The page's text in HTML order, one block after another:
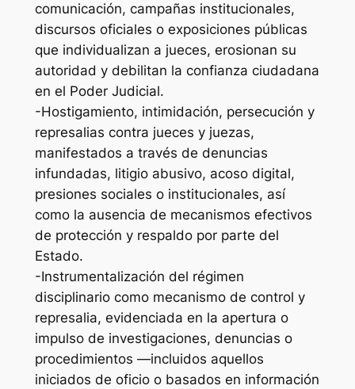
comunicación, campañas institucionales,
discursos oficiales o exposiciones públicas
que individualizan a jueces, erosionan su
autoridad y debilitan la confianza ciudadana
en el Poder Judicial.
-Hostigamiento, intimidación, persecución y
represalias contra jueces y juezas,
manifestados a través de denuncias
infundadas, litigio abusivo, acoso digital,
presiones sociales o institucionales, así
como la ausencia de mecanismos efectivos
de protección y respaldo por parte del
Estado.
-Instrumentalización del régimen
disciplinario como mecanismo de control y
represalia, evidenciada en la apertura o
impulso de investigaciones, denuncias o
procedimientos —incluidos aquellos
iniciados de oficio o basados en información